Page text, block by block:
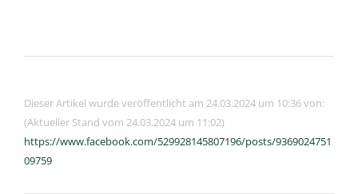
Dieser Artikel wurde veröffentlicht am 24.03.2024 um 10:36 von:
(Aktueller Stand vom 24.03.2024 um 11:02)
https://www.facebook.com/529928145807196/posts/9369024751
09759